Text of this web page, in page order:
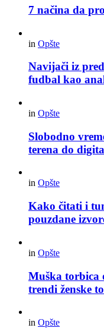
7 načina da
in Opšte
Navijači iz
fudbal kao
in Opšte
Slobodno
terena do
in Opšte
Kako čitati i
pouzdane
in Opšte
Muška torbica
trendi ženske
in Opšte